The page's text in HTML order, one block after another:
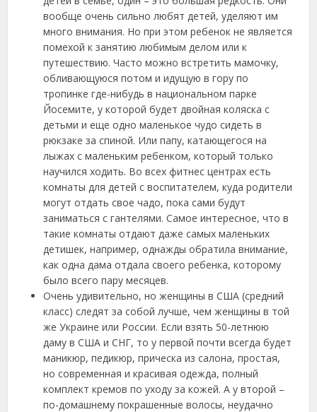
вообще очень сильно любят детей, уделяют им
много внимания. Но при этом ребенок не является
помехой к занятию любимым делом или к
путешествию. Часто можно встретить мамочку,
обливающуюся потом и идущую в гору по
тропинке где-нибудь в национальном парке
Йосемите, у которой будет двойная коляска с
детьми и еще одно маленькое чудо сидеть в
рюкзаке за спиной. Или папу, катающегося на
лыжах с маленьким ребенком, который только
научился ходить. Во всех фитнес центрах есть
комнаты для детей с воспитателем, куда родители
могут отдать свое чадо, пока сами будут
заниматься с гантелями. Самое интересное, что в
такие комнаты отдают даже самых маленьких
детишек, например, однажды обратила внимание,
как одна дама отдала своего ребенка, которому
было всего пару месяцев.
Очень удивительно, но женщины в США (средний
класс) следят за собой лучше, чем женщины в той
же Украине или России. Если взять 50-летнюю
даму в США и СНГ, то у первой почти всегда будет
маникюр, педикюр, прическа из салона, простая,
но современная и красивая одежда, полный
комплект кремов по уходу за кожей. А у второй –
по-домашнему покрашенные волосы, неудачно